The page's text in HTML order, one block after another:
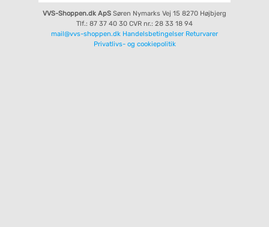
VVS-Shoppen.dk ApS Søren Nymarks Vej 15 8270 Højbjerg
Tlf.: 87 37 40 30 CVR nr.: 28 33 18 94
mail@vvs-shoppen.dk Handelsbetingelser Returvarer
Privatlivs- og cookiepolitik